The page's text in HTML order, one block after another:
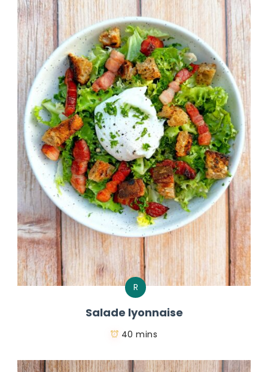
R
Salade lyonnaise
40 mins